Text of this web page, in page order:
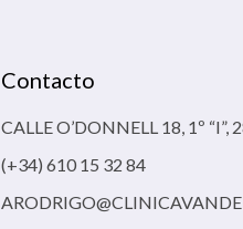
Contacto
CALLE O’DONNELL 18, 1º
(+34) 610 15 32 84